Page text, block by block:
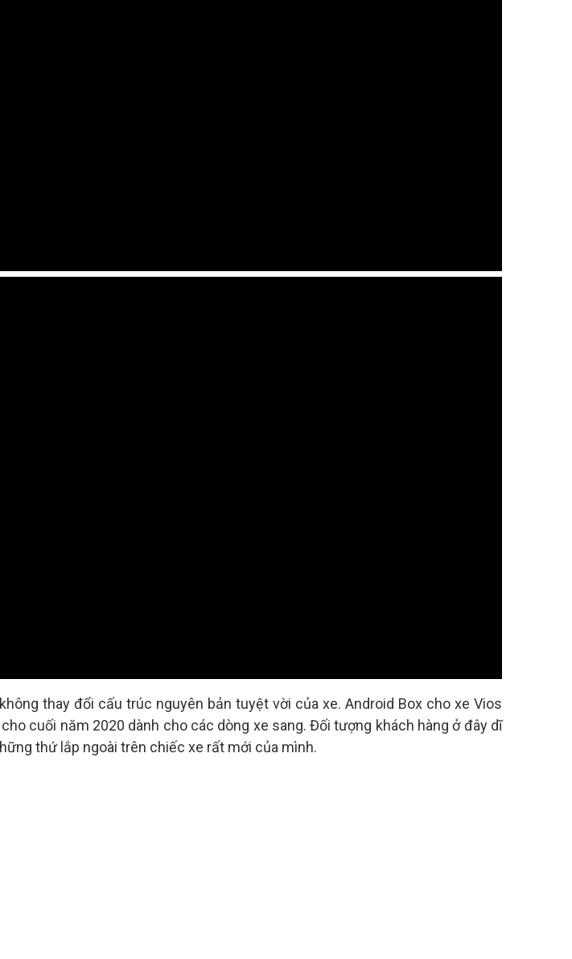
thay đổi cấu trúc nguyên bản tuyệt vời của xe. Android Box cho xe Vios
cuối năm 2020 dành cho các dòng xe sang. Đối tượng khách hàng ở đây dĩ
thứ lắp ngoài trên chiếc xe rất mới của mình.